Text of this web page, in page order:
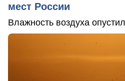
мест России
Влажность воздуха